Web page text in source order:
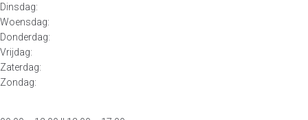
Dinsdag:
Woensdag:
Donderdag:
Vrijdag:
Zaterdag:
Zondag: